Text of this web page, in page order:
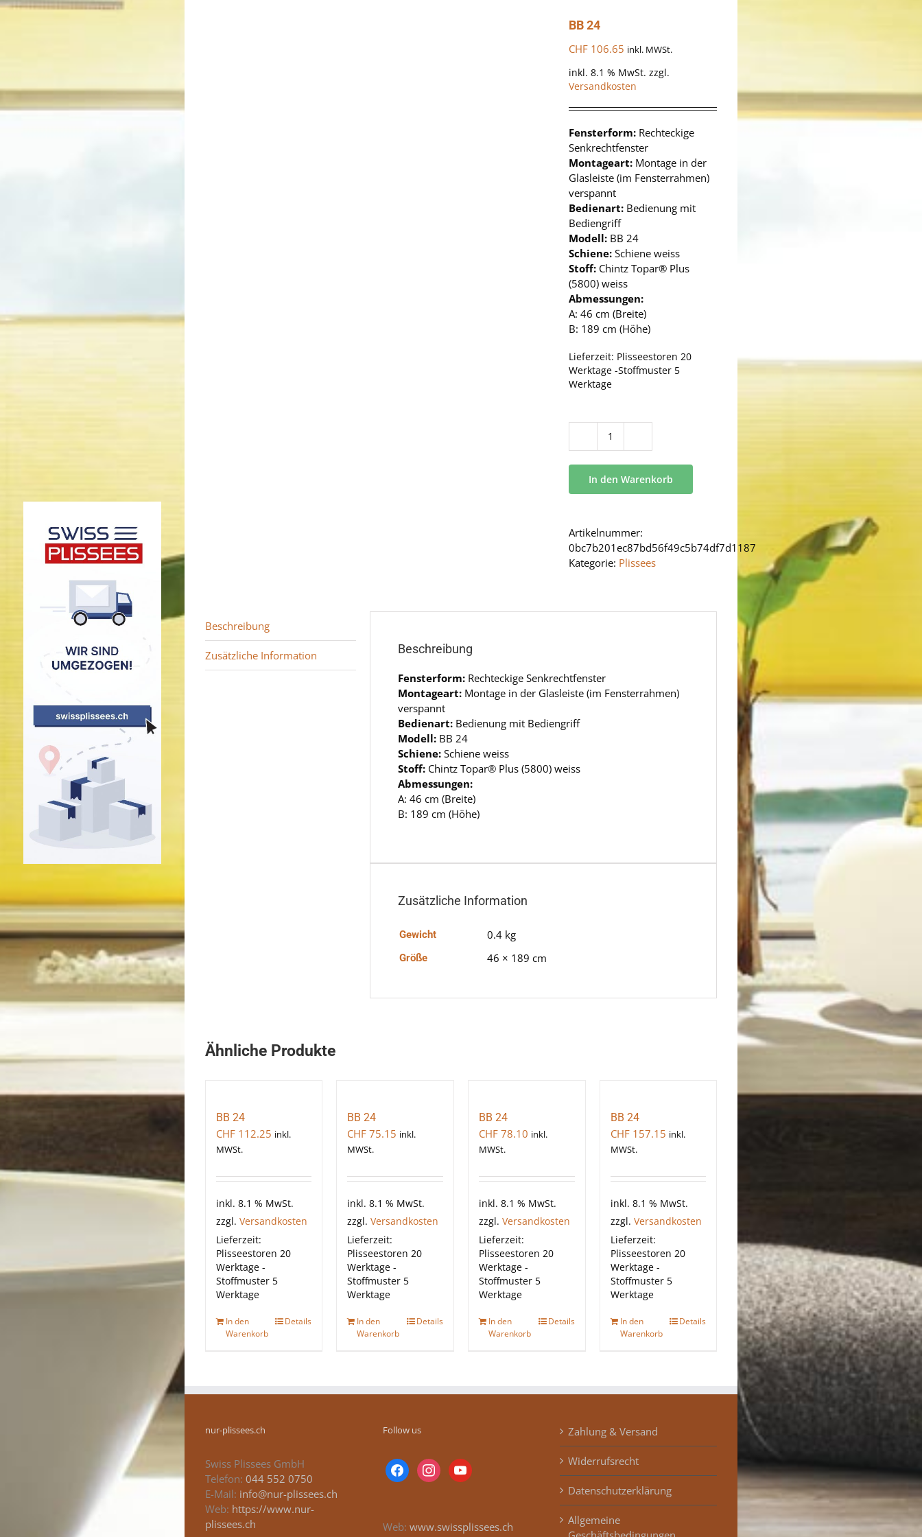
BB 24
CHF106.65 inkl. MWSt.
inkl. 8.1 % MwSt. zzgl.
Versandkosten
Fensterform: Rechteckige
Senkrechtfenster
Montageart: Montage in der
Glasleiste (im Fensterrahmen)
verspannt
Bedienart: Bedienung mit
Bediengriff
Modell: BB 24
Schiene: Schiene weiss
Stoff: Chintz Topar® Plus
(5800) weiss
Abmessungen:
A: 46 cm (Breite)
B: 189 cm (Höhe)
Lieferzeit: Plisseestoren 20
Werktage -Stoffmuster 5
Werktage
BB
Menge
In den Warenkorb
Artikelnummer:
0bc7b201ec87bd56f49c5b74df7d1187
Kategorie: Plissees
Beschreibung
Zusätzliche Information Beschreibung
Fensterform: Rechteckige Senkrechtfenster
Montageart: Montage in der Glasleiste (im Fensterrahmen)
verspannt
Bedienart: Bedienung mit Bediengriff
Modell: BB 24
Schiene: Schiene weiss
Stoff: Chintz Topar® Plus (5800) weiss
Abmessungen:
A: 46 cm (Breite)
B: 189 cm (Höhe)
Zusätzliche Information
Gewicht 0.4 kg
Größe 46 × 189 cm
Ähnliche Produkte
BB 24
CHF112.25 inkl.
MWSt.
inkl. 8.1 % MwSt.
zzgl. Versandkosten
Lieferzeit:
Plisseestoren 20
Werktage -
Stoffmuster 5
Werktage
In den
Warenkorb
Details
BB 24
CHF 75.15 inkl.
MWSt.
inkl. 8.1 % MwSt.
zzgl.Versandkosten
Lieferzeit:
Plisseestoren 20
Werktage -
Stoffmuster 5
Werktage
In den
Warenkorb
Details
BB 24
CHF78.10 inkl.
MWSt.
inkl. 8.1 % MwSt.
zzgl. Versandkosten
Lieferzeit:
Plisseestoren 20
Werktage -
Stoffmuster 5
Werktage
In den
Warenkorb
Details
BB 24
CHF157.15 inkl.
MWSt.
inkl. 8.1 % MwSt.
zzgl. Versandkosten
Lieferzeit:
Plisseestoren 20
Werktage -
Stoffmuster 5
Werktage
In den
Warenkorb
Details
nur-plissees.ch
Swiss Plissees GmbH
Telefon: 044 552 0750
E-Mail: info@nur-plissees.ch
Web: https://www.nur-
plissees.ch
Follow us
facebookinstagramyoutube
Web: www.swissplissees.ch
Zahlung & Versand
Widerrufsrecht
Datenschutzerklärung
Allgemeine